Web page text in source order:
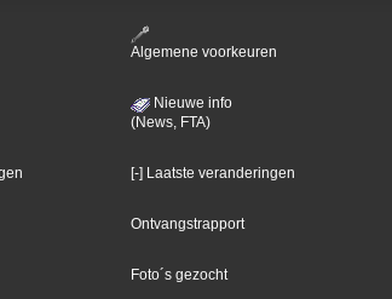
Algemene voorkeuren
Nieuwe info
(News, FTA)
[-] Laatste veranderingen
Ontvangstrapport
Foto´s gezocht